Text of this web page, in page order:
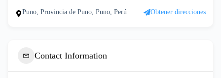
Puno, Provincia de Puno, Puno, Perú Obtener direcciones
Contact Information